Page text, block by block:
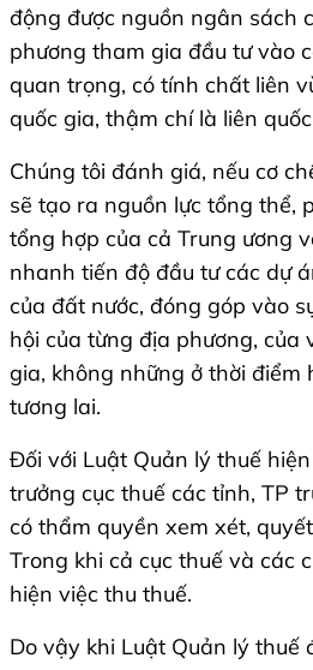
động được nguồn ngân sách
phương tham gia đầu tư vào
quan trọng, có tính chất liên
quốc gia, thậm chí là liên
Chúng tôi đánh giá, nếu cơ
sẽ tạo ra nguồn lực tổng thể,
tổng hợp của cả Trung ương
nhanh tiến độ đầu tư các dự
của đất nước, đóng góp vào
hội của từng địa phương, của
gia, không những ở thời điểm
tương lai.
Đối với Luật Quản lý thuế
trưởng cục thuế các tỉnh, TP
có thẩm quyền xem xét,
Trong khi cả cục thuế và các
hiện việc thu thuế.
Do vậy khi Luật Quản lý thuế